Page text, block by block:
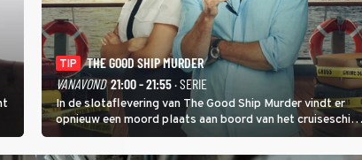
TIP
THE GOOD SHIP MURDER
VANAVOND 21:00 - 21:55· SERIE
In de slotaflevering van The Good Ship Murder vindt er
opnieuw een moord plaats aan boord van het cruiseschip,
waarbij dit keer een bemanningslid het slachtoffer is en
kapitein Marlowe de dader lijkt te zijn.